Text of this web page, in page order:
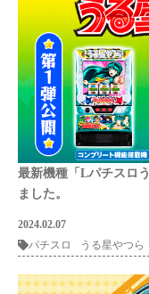
最新機種「Lパチスロ
ました。
2024.02.07
パチスロ
うる星やつら